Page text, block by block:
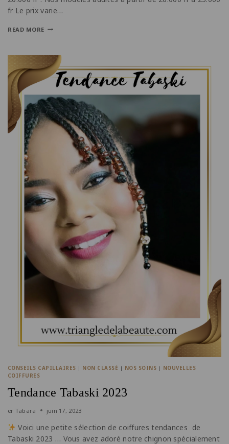
fr Le prix varie…
READ MORE
CONSEILS CAPILLAIRES | NON CLASSÉ | NOS SOINS | NOUVELLES
COIFFURES
Tendance Tabaski 2023
er Tabara juin 17, 2023
Voici une petite sélection de coiffures tendances de
Tabaski 2023 … Vous avez adoré notre chignon spécialement